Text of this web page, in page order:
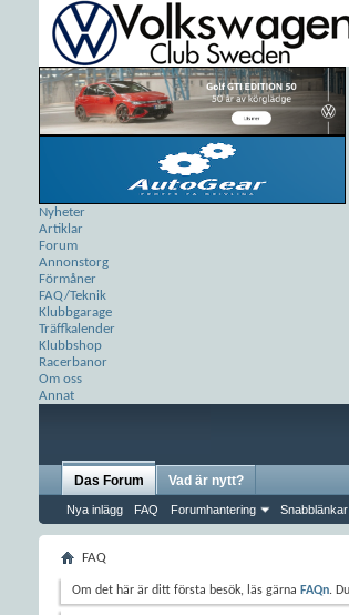
Nyheter
Artiklar
Forum
Annonstorg
Förmåner
FAQ/Teknik
Klubbgarage
Träffkalender
Klubbshop
Racerbanor
Om oss
Annat
Das Forum
Nya inlägg FAQ Forumhantering Snabblänkar
Vad är nytt?
FAQ
Om det här är ditt första besök, läs gärna FAQn.